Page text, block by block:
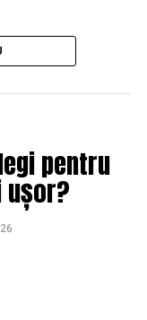
pentru
ușor?